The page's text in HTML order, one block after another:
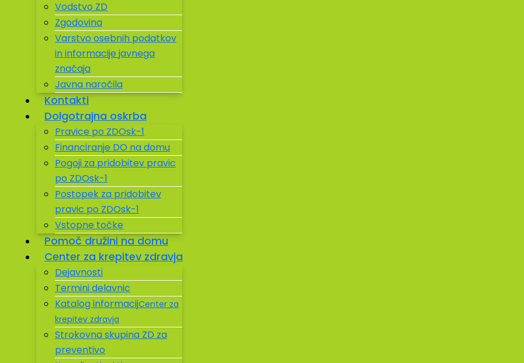
Vodstvo ZD
Zgodovina
Varstvo osebnih podatkov
in informacije javnega
značaja
Javna naročila
Kontakti
Dolgotrajna oskrba
Pravice po ZDOsk-1
Financiranje DO na domu
Pogoji za pridobitev pravic
po ZDOsk-1
Postopek za pridobitev
pravic po ZDOsk-1
Vstopne točke
Pomoč družini na domu
Center za krepitev zdravja
Dejavnosti
Termini delavnic
Katalog informacijCenter za
krepitev zdravja
Strokovna skupina ZD za
preventivo